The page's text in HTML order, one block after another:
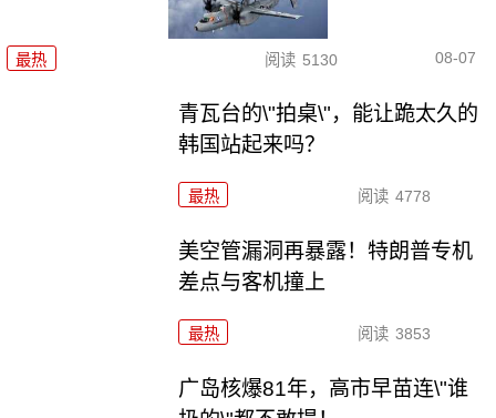
最热 阅读 5130 08-07
青瓦台的\"拍桌\"，能让跪太久的
韩国站起来吗？
最热 阅读 4778
美空管漏洞再暴露！特朗普专机
差点与客机撞上
最热 阅读 3853
广岛核爆81年，高市早苗连\"谁